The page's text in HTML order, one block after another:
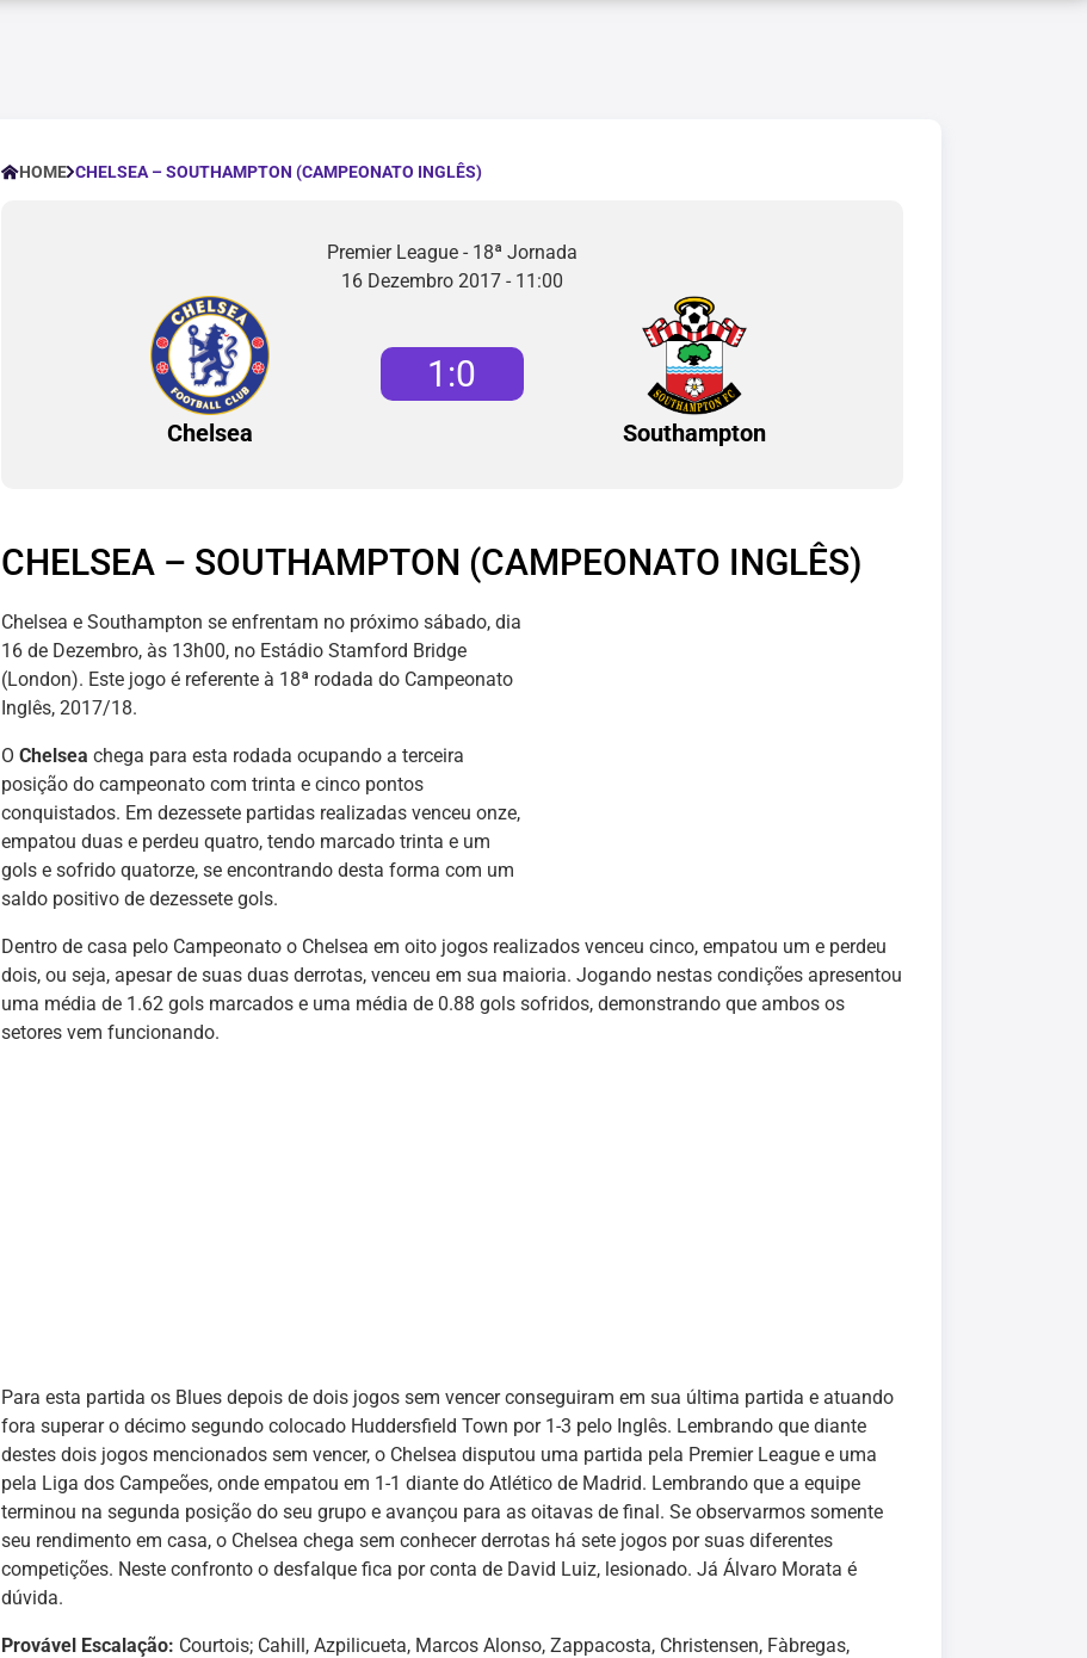
HOME CHELSEA – SOUTHAMPTON (CAMPEONATO INGLÊS)
Premier League - 18ª Jornada
16 Dezembro 2017 - 11:00
Chelsea
1 :0
Southampton
CHELSEA – SOUTHAMPTON (CAMPEONATO INGLÊS)
Chelsea e Southampton se enfrentam no próximo sábado, dia
16 de Dezembro, às 13h00, no Estádio Stamford Bridge
(London). Este jogo é referente à 18ª rodada do Campeonato
Inglês, 2017/18.
O Chelsea chega para esta rodada ocupando a terceira
posição do campeonato com trinta e cinco pontos
conquistados. Em dezessete partidas realizadas venceu onze,
empatou duas e perdeu quatro, tendo marcado trinta e um
gols e sofrido quatorze, se encontrando desta forma com um
saldo positivo de dezessete gols.
Dentro de casa pelo Campeonato o Chelsea em oito jogos realizados venceu cinco, empatou um e perdeu
dois, ou seja, apesar de suas duas derrotas, venceu em sua maioria. Jogando nestas condições apresentou
uma média de 1.62 gols marcados e uma média de 0.88 gols sofridos, demonstrando que ambos os
setores vem funcionando.
Para esta partida os Blues depois de dois jogos sem vencer conseguiram em sua última partida e atuando
fora superar o décimo segundo colocado Huddersfield Town por 1-3 pelo Inglês. Lembrando que diante
destes dois jogos mencionados sem vencer, o Chelsea disputou uma partida pela Premier League e uma
pela Liga dos Campeões, onde empatou em 1-1 diante do Atlético de Madrid. Lembrando que a equipe
terminou na segunda posição do seu grupo e avançou para as oitavas de final. Se observarmos somente
seu rendimento em casa, o Chelsea chega sem conhecer derrotas há sete jogos por suas diferentes
competições. Neste confronto o desfalque fica por conta de David Luiz, lesionado. Já Álvaro Morata é
dúvida.
Provável Escalação: Courtois; Cahill, Azpilicueta, Marcos Alonso, Zappacosta, Christensen, Fàbregas,